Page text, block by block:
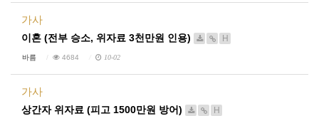
가사
이혼 (전부 승소, 위자료 3천만원 인용)
H
바름 4684 10-02
가사
상간자 위자료 (피고 1500만원 방어)
H